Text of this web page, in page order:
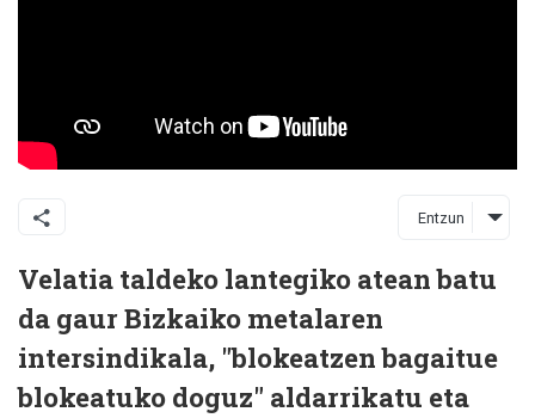
Entzun
Velatia taldeko lantegiko atean batu
da gaur Bizkaiko metalaren
intersindikala, "blokeatzen bagaitue
blokeatuko doguz" aldarrikatu eta